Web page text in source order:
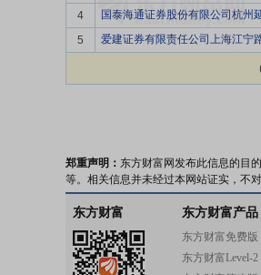
4
国泰海通证券股份有限公司杭州
5
爱建证券有限责任公司上海江宁
郑重声明： 东方财富网发布此信息的目
等。相关信息并未经过本网站证实，不